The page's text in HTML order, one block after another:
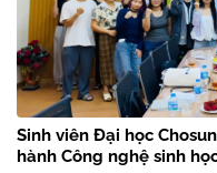
Sinh viên Đại học
hành Công nghệ sinh